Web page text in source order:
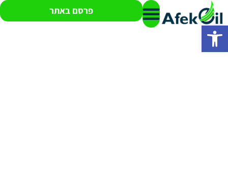
פתח סרגל נגישות
פרסם באתר